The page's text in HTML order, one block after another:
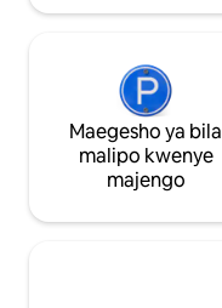
Maegesho ya bila
malipo kwenye
majengo